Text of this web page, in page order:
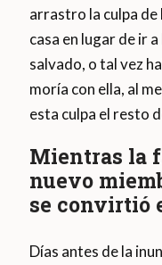
arrastro la culpa
casa en lugar de ir
salvado, o tal vez
moría con ella, al
esta culpa el resto
Mientras la
nuevo
se convirtió
Días antes de la